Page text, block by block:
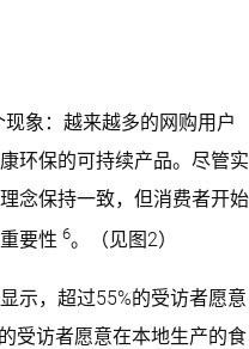
象：越来越多的网购用户
环保的可持续产品。尽管实
念保持一致，但消费者开始
要性 6。（见图2）
示，超过55%的受访者愿意
受访者愿意在本地生产的食